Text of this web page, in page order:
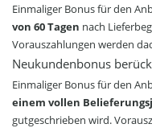
Einmaliger Bonus für den
von 60 Tagen nach
Vorauszahlungen werden
Neukundenbonus
Einmaliger Bonus für den
einem vollen
gutgeschrieben wird.